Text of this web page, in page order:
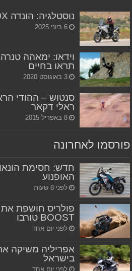
נוסטלגיה: הונדה VFR1200X קרוסטורר
6 ביוני 2025
תראו בחיים
3 באוגוסט 2020
סנטוש – ההודי
ראלי דקאר
8 באפריל 2015
פורסמו לאחרונה
חדש: חסימת
האופנוע
לפני 8 שעות
BOOST טורבו
לפני יום אחד
בישראל
לפני יום אחד